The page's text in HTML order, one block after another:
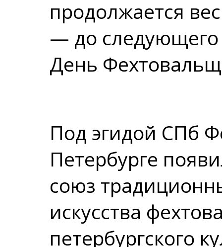
продолжается
— до
День
Под эгидой СПб
Петербурге
союз
искусства
петербургского